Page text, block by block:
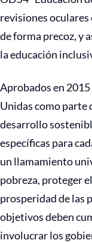
revisiones
de forma precoz, y
la educación
Aprobados en
Unidas como parte
desarrollo
específicas para
un llamamiento
pobreza, proteger
prosperidad de las
objetivos deben
involucrar los